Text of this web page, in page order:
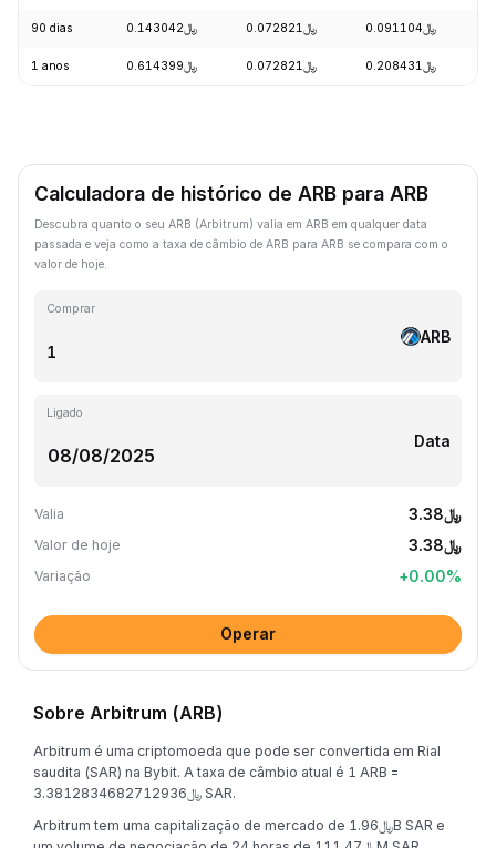
90 dias ﷼0.143042 ﷼0.072821 ﷼0.091104
1 anos ﷼0.614399 ﷼0.072821 ﷼0.208431
Calculadora de histórico de ARB para ARB
Descubra quanto o seu ARB (Arbitrum) valia em ARB em qualquer data
passada e veja como a taxa de câmbio de ARB para ARB se compara com o
valor de hoje.
Comprar
ARB
Ligado
Data
Valia ﷼3.38
Valor de hoje ﷼3.38
Variação +0.00%
Operar
Sobre Arbitrum (ARB)
Arbitrum é uma criptomoeda que pode ser convertida em Rial
saudita (SAR) na Bybit. A taxa de câmbio atual é 1 ARB =
﷼3.3812834682712936 SAR.
Arbitrum tem uma capitalização de mercado de ﷼1.96B SAR e